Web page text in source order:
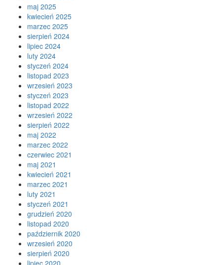
maj 2025
kwiecień 2025
marzec 2025
sierpień 2024
lipiec 2024
luty 2024
styczeń 2024
listopad 2023
wrzesień 2023
styczeń 2023
listopad 2022
wrzesień 2022
sierpień 2022
maj 2022
marzec 2022
czerwiec 2021
maj 2021
kwiecień 2021
marzec 2021
luty 2021
styczeń 2021
grudzień 2020
listopad 2020
październik 2020
wrzesień 2020
sierpień 2020